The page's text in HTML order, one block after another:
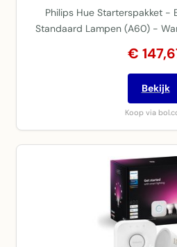
Philips Hue Starterspakket -
Standaard Lampen (A60) -
€
Bekijk
Koop via